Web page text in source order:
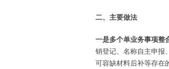
二、主要做法
一是多个单业务事项整
销登记、名称自主申报
可容缺材料后补等存在